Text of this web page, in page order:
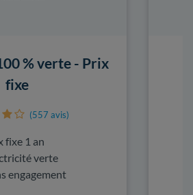
% verte - Prix
fixe
(557 avis)
fixe 1 an
verte
engagement